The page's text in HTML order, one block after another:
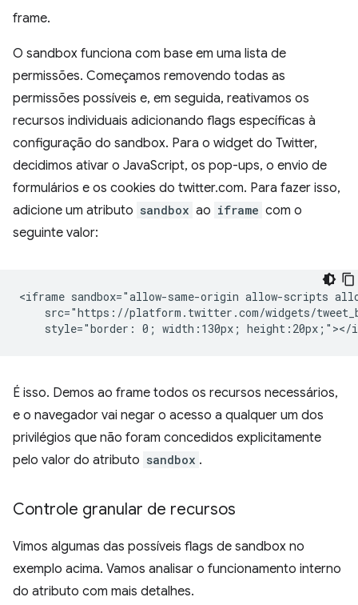
frame.
O sandbox funciona com base em uma lista de
permissões. Começamos removendo todas as
permissões possíveis e, em seguida, reativamos os
recursos individuais adicionando flags específicas à
configuração do sandbox. Para o widget do Twitter,
decidimos ativar o JavaScript, os pop-ups, o envio de
formulários e os cookies do twitter.com. Para fazer isso,
adicione um atributo sandbox ao iframe com o
seguinte valor:
<iframe sandbox="allow-same-origin allow-scripts
src="https://platform.twitter.com/widgets/
É isso. Demos ao frame todos os recursos necessários,
e o navegador vai negar o acesso a qualquer um dos
privilégios que não foram concedidos explicitamente
pelo valor do atributo sandbox .
Controle granular de recursos
Vimos algumas das possíveis flags de sandbox no
exemplo acima. Vamos analisar o funcionamento interno
do atributo com mais detalhes.